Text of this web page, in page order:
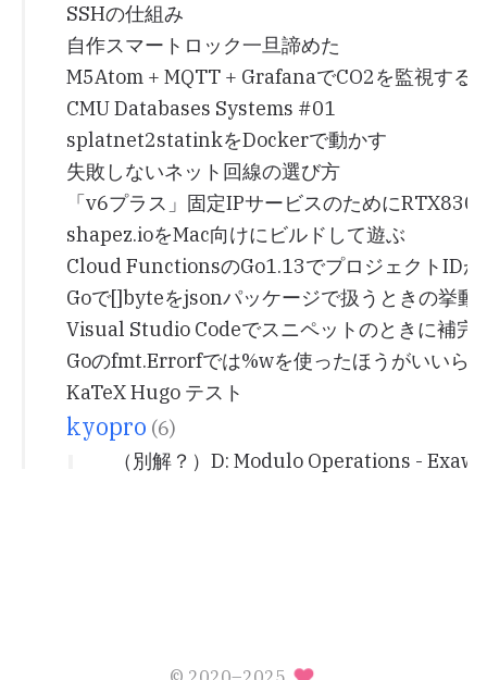
SSHの仕組み
自作スマートロック一旦諦めた
M5Atom + MQTT + GrafanaでCO2を監視する
CMU Databases Systems #01
splatnet2statinkをDockerで動かす
失敗しないネット回線の選び方
「v6プラス」固定IPサービスのためにRTX830
shapez.ioをMac向けにビルドして遊ぶ
Cloud FunctionsのGo1.13でプロジェクトIDが
Goで[]byteをjsonパッケージで扱うときの挙動
Visual Studio Codeでスニペットのときに補完
Goのfmt.Errorfでは%wを使ったほうがいいら
KaTeX Hugo テスト
kyopro (6)
（別解？）D: Modulo Operations -